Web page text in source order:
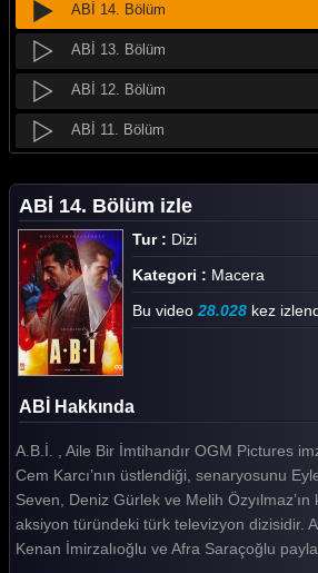
ABİ 14. Bölüm
ABİ 13. Bölüm
ABİ 12. Bölüm
ABİ 11. Bölüm
ABİ 9. Bölüm
ABİ 8. Bölüm
ABİ 7. Bölüm
ABİ 6. Bölüm
ABİ 5. Bölüm
ABİ 4. Bölüm
ABİ 3. Bölüm
ABİ 2. Bölüm
ABİ 1. Bölüm
ABİ 14. Bölüm izle
Tur : Dizi
Kategori : Macera
Bu video 28.028 kez
ABİ Hakkında
A.B.İ. , Aile Bir İmtihandır OGM Pictures
Cem Karcı’nın üstlendiği, senaryosunu
Seven, Deniz Gürlek ve Melih Özyılmaz’ın
aksiyon türündeki türk televizyon dizisidir.
Kenan İmirzalıoğlu ve Afra Saraçoğlu